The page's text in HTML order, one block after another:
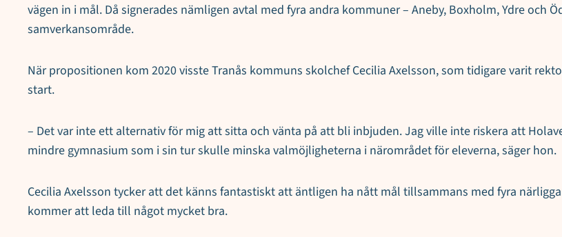
vägen in i mål. Då signerades nämligen avtal med fyra andra kommuner – Aneby, Boxholm, Ydre och
samverkansområde.
När propositionen kom 2020 visste Tranås kommuns skolchef Cecilia Axelsson, som tidigare varit
start.
– Det var inte ett alternativ för mig att sitta och vänta på att bli inbjuden. Jag ville inte riskera att
mindre gymnasium som i sin tur skulle minska valmöjligheterna i närområdet för eleverna, säger hon.
Cecilia Axelsson tycker att det känns fantastiskt att äntligen ha nått mål tillsammans med fyra
kommer att leda till något mycket bra.